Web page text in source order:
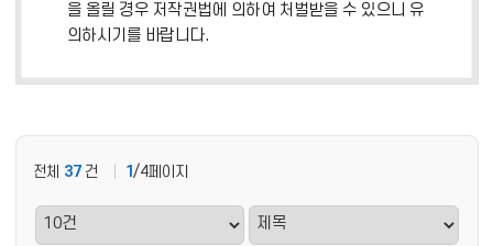
을 올릴 경우 저작권법에 의하여 처벌받을 수 있으니 유
의하시기를 바랍니다.
전체 37 건 1 /4페이지